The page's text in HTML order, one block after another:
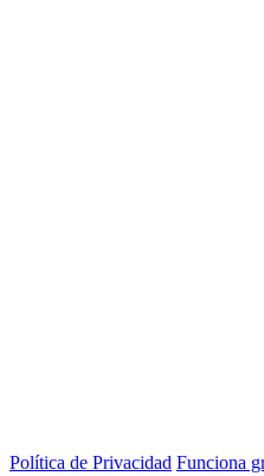
Política de Privacidad Funciona